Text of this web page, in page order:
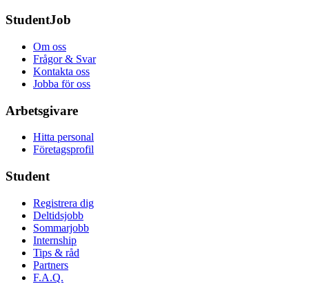
StudentJob
Om oss
Frågor & Svar
Kontakta oss
Jobba för oss
Arbetsgivare
Hitta personal
Företagsprofil
Student
Registrera dig
Deltidsjobb
Sommarjobb
Internship
Tips & råd
Partners
F.A.Q.